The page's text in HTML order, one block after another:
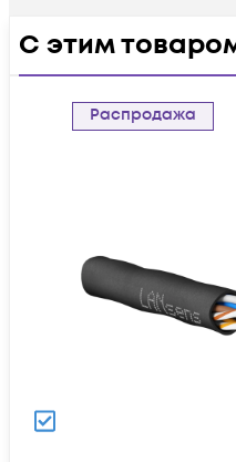
С этим
Распродажа